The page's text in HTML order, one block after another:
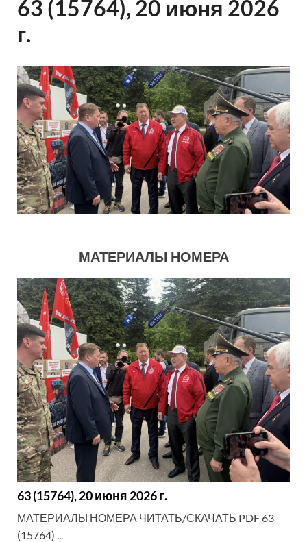
63 (15764), 20 июня 2026
г.
МАТЕРИАЛЫ НОМЕРА
63 (15764), 20 июня 2026 г.
МАТЕРИАЛЫ НОМЕРА ЧИТАТЬ/СКАЧАТЬ PDF 63
(15764) ...